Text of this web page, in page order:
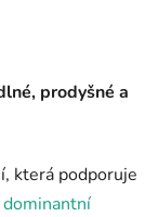
prodyšné a
která podporuje
dominantní